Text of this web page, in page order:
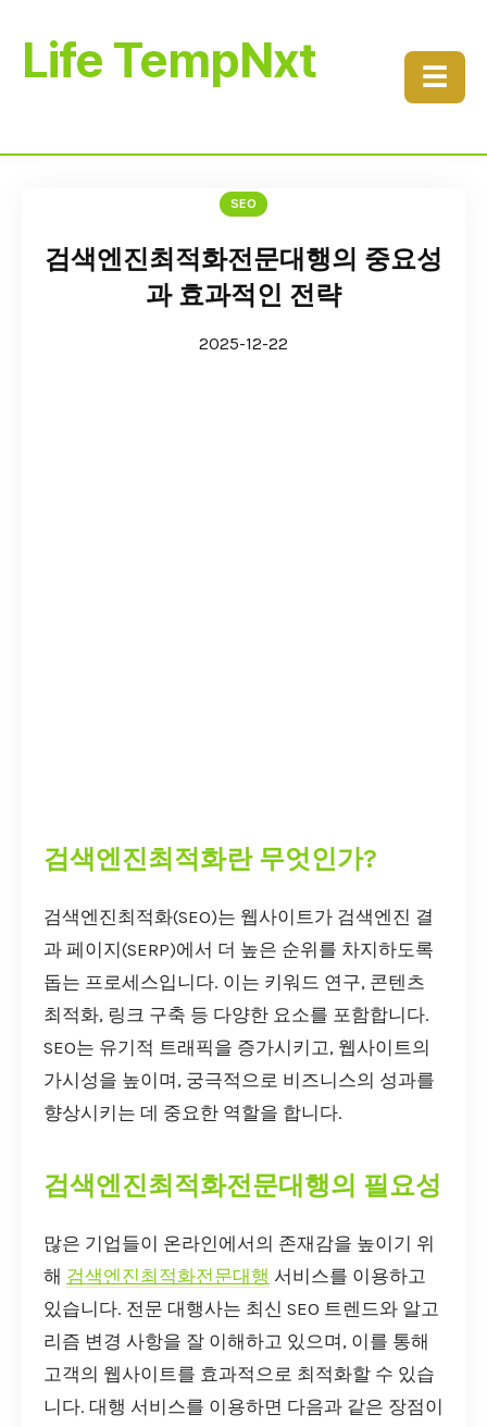
Life TempNxt ☰
SEO
검색엔진최적화전문대행의 중요성
과 효과적인 전략
2025-12-22
검색엔진최적화란 무엇인가?
검색엔진최적화(SEO)는 웹사이트가 검색엔진 결
과 페이지(SERP)에서 더 높은 순위를 차지하도록
돕는 프로세스입니다. 이는 키워드 연구, 콘텐츠
최적화, 링크 구축 등 다양한 요소를 포함합니다.
SEO는 유기적 트래픽을 증가시키고, 웹사이트의
가시성을 높이며, 궁극적으로 비즈니스의 성과를
향상시키는 데 중요한 역할을 합니다.
검색엔진최적화전문대행의 필요성
많은 기업들이 온라인에서의 존재감을 높이기 위
해 검색엔진최적화전문대행 서비스를 이용하고
있습니다. 전문 대행사는 최신 SEO 트렌드와 알고
리즘 변경 사항을 잘 이해하고 있으며, 이를 통해
고객의 웹사이트를 효과적으로 최적화할 수 있습
니다. 대행 서비스를 이용하면 다음과 같은 장점이